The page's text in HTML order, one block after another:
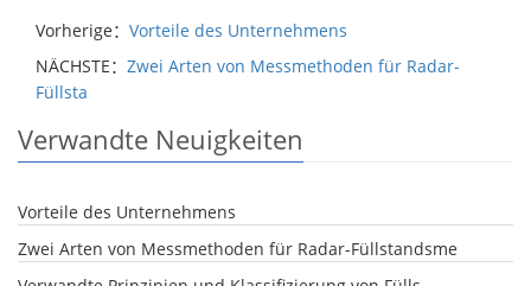
Vorherige： Vorteile des Unternehmens
NÄCHSTE： Zwei Arten von Messmethoden für Radar-
Füllsta
Verwandte Neuigkeiten
Vorteile des Unternehmens
Zwei Arten von Messmethoden für Radar-Füllstandsme